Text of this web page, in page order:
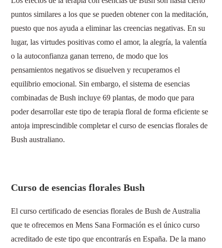
puntos similares a los que se pueden obtener con la meditación,
puesto que nos ayuda a eliminar las creencias negativas. En su
lugar, las virtudes positivas como el amor, la alegría, la valentía
o la autoconfianza ganan terreno, de modo que los
pensamientos negativos se disuelven y recuperamos el
equilibrio emocional. Sin embargo, el sistema de esencias
combinadas de Bush incluye 69 plantas, de modo que para
poder desarrollar este tipo de terapia floral de forma eficiente se
antoja imprescindible completar el curso de esencias florales de
Bush australiano.
Curso de esencias florales Bush
El curso certificado de esencias florales de Bush de Australia
que te ofrecemos en Mens Sana Formación es el único curso
acreditado de este tipo que encontrarás en España. De la mano